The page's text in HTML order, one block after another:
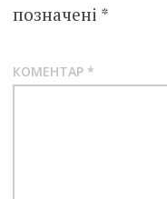
позначені *
КОМЕНТАР *